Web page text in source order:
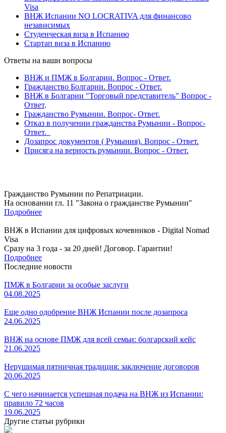
Visa
ВНЖ Испании NO LOCRATIVA для финансово
независимых
Студенческая виза в Испанию
Стартап виза в Испанию
Ответы на ваши вопросы
ВНЖ и ПМЖ в Болгарии. Вопрос - Ответ.
Гражданство Болгарии. Вопрос - Ответ.
ВНЖ в Болгарии "Торговый представитель" Вопрос -
Ответ.
Гражданство Румынии. Вопрос- Ответ.
Отказ в получении гражданства Румынии - Вопрос-
Ответ.
Дозапрос документов ( Румыния). Вопрос - Ответ.
Присяга на верность румынии. Вопрос - Ответ.
Гражданство Румынии по Репатриации.
На основании гл. 11 "Закона о гражданстве Румынии"
Подробнее
ВНЖ в Испании для цифровых кочевников - Digital Nomad
Visa
Сразу на 3 года - за 20 дней! Договор. Гарантии!
Подробнее
Последние новости
ПМЖ в Болгарии за особые заслуги
04.08.2025
Еще одно одобрение ВНЖ Испании после дозапроса
24.06.2025
ВНЖ на основе ПМЖ для всей семьи: болгарский кейс
21.06.2025
Нерушимая пятничная традиция: заключение договоров
20.06.2025
С чего начинается успешная подача на ВНЖ из Испании:
правило 72 часов
19.06.2025
Другие статьи рубрики